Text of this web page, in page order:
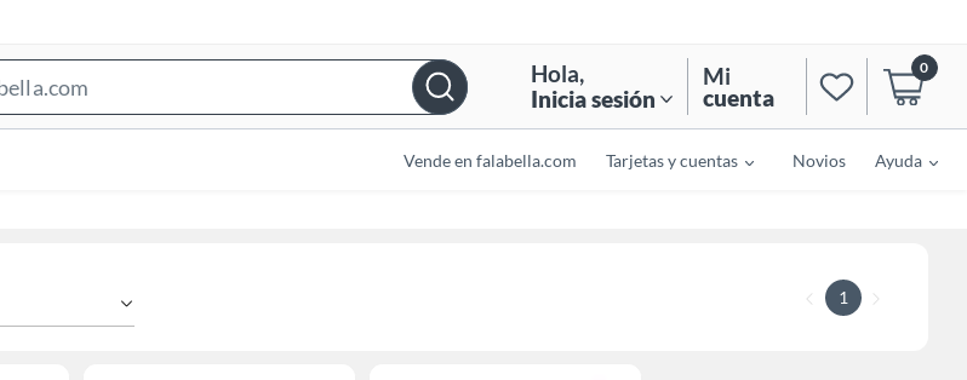
Bar
Hola,
Inicia sesión
Mi
cuenta
0
Vende en falabella.com Tarjetas y cuentas Novios Ayuda
1